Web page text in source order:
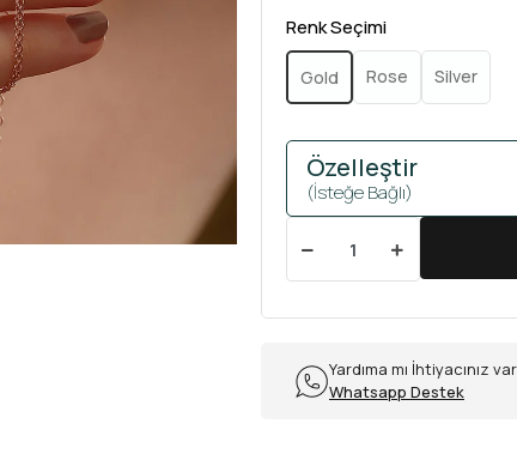
Renk Seçimi
Gold Rose Silver
Özelleştir
(İsteğe Bağlı)
Yardıma mı İhtiyacınız
Whatsapp Destek